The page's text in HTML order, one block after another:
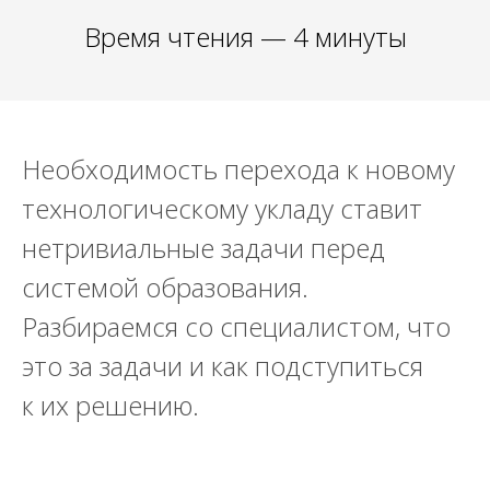
Время чтения — 4 минуты
Необходимость перехода к новому
технологическому укладу ставит
нетривиальные задачи перед
системой образования.
Разбираемся со специалистом, что
это за задачи и как подступиться
к их решению.